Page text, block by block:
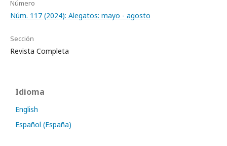
Número
Núm. 117 (2024): Alegatos: mayo - agosto
Sección
Revista Completa
Idioma
English
Español (España)